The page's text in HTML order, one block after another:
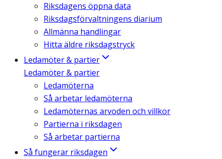
Riksdagens öppna data
Riksdagsförvaltningens diarium
Allmänna handlingar
Hitta äldre riksdagstryck
Ledamöter & partier
Ledamöter & partier
Ledamöterna
Så arbetar ledamöterna
Ledamöternas arvoden och villkor
Partierna i riksdagen
Så arbetar partierna
Så fungerar riksdagen